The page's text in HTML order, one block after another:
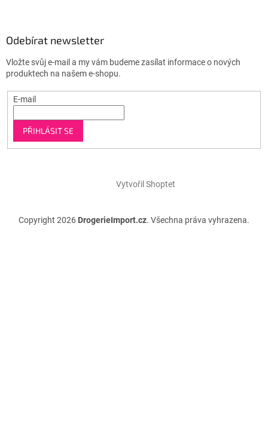
Odebírat newsletter
Vložte svůj e-mail a my vám budeme zasílat informace o nových
produktech na našem e-shopu.
E-mail
PŘIHLÁSIT SE
Vytvořil Shoptet
Copyright 2026 DrogerieImport.cz. Všechna práva vyhrazena.